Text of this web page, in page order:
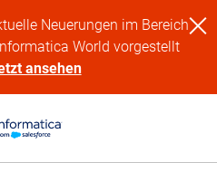
Neuerungen im Bereich
World vorgestellt
ansehen